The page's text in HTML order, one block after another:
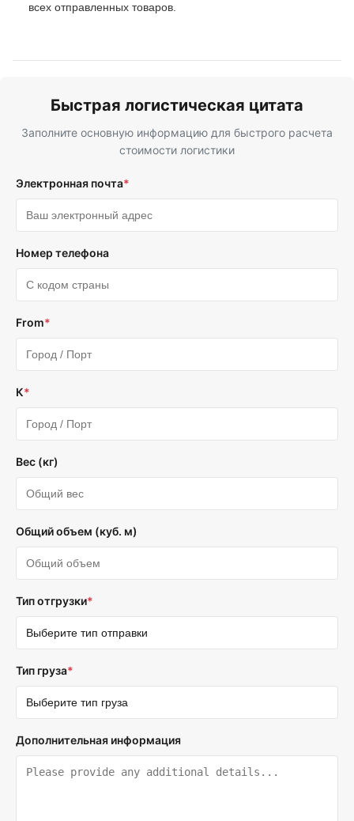
всех отправленных товаров.
Быстрая логистическая цитата
Заполните основную информацию для быстрого расчета
стоимости логистики
Электронная почта*
Номер телефона
From*
К*
Вес (кг)
Общий объем (куб. м)
Тип отгрузки*
Тип груза*
Дополнительная информация